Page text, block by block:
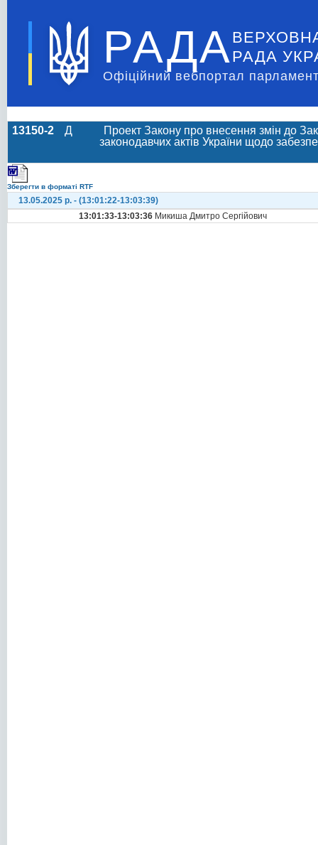
РАДА РАДА
Офіційний вебпортал
13150-2 Д
Проект Закону про внесення змін до
законодавчих актів України щодо
Зберегти в форматі RTF
13.05.2025 р. - (13:01:22-13:03:39)
13:01:33-13:03:36 Микиша Дмитро Сергійович